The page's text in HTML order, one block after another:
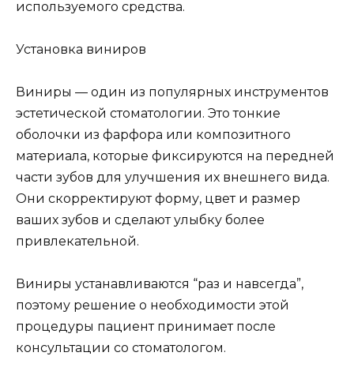
используемого средства.
Установка виниров
Виниры — один из популярных инструментов
эстетической стоматологии. Это тонкие
оболочки из фарфора или композитного
материала, которые фиксируются на передней
части зубов для улучшения их внешнего вида.
Они скорректируют форму, цвет и размер
ваших зубов и сделают улыбку более
привлекательной.
Виниры устанавливаются “раз и навсегда”,
поэтому решение о необходимости этой
процедуры пациент принимает после
консультации со стоматологом.